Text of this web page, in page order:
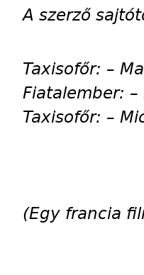
A szerző
Taxisofőr: –
Fiatalember:
Taxisofőr: –
(Egy francia